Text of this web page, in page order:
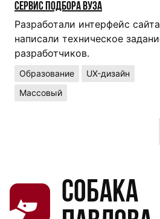
Сервис подбора ВУЗа
Разработали интерфейс
написали техническое
разработчиков.
Образование
UX-дизайн
Массовый
Собака